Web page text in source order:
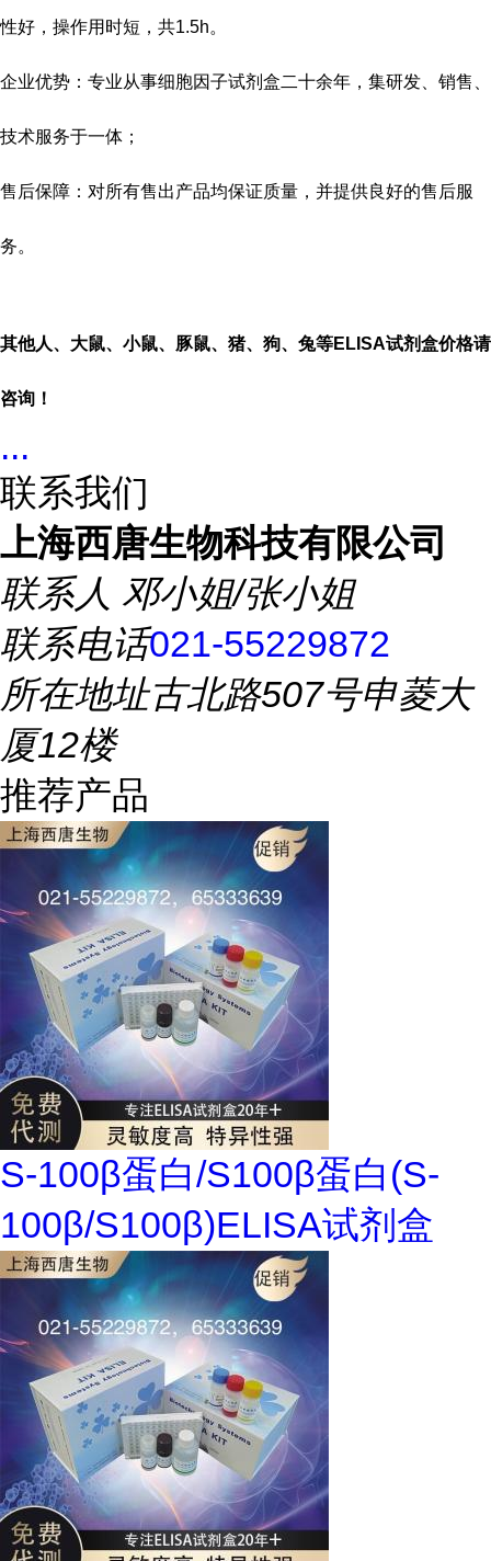
性好，操作用时短，共1.5h。
企业优势：专业从事细胞因子试剂盒二十余年，集研发、销售、
技术服务于一体；
售后保障：对所有售出产品均保证质量，并提供良好的售后服
务。
其他人、大鼠、小鼠、豚鼠、猪、狗、兔等ELISA试剂盒价格请
咨询！
...
联系我们
上海西唐生物科技有限公司
联系人 邓小姐/张小姐
联系电话021-55229872
所在地址古北路507号申菱大
厦12楼
推荐产品
S-100β蛋白/S100β蛋白(S-
100β/S100β)ELISA试剂盒